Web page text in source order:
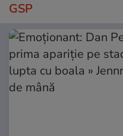
GSP